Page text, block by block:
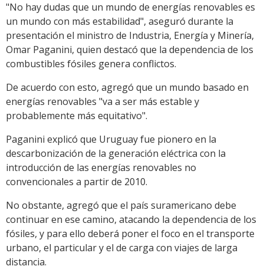
"No hay dudas que un mundo de energías renovables es
un mundo con más estabilidad", aseguró durante la
presentación el ministro de Industria, Energía y Minería,
Omar Paganini, quien destacó que la dependencia de los
combustibles fósiles genera conflictos.
De acuerdo con esto, agregó que un mundo basado en
energías renovables "va a ser más estable y
probablemente más equitativo".
Paganini explicó que Uruguay fue pionero en la
descarbonización de la generación eléctrica con la
introducción de las energías renovables no
convencionales a partir de 2010.
No obstante, agregó que el país suramericano debe
continuar en ese camino, atacando la dependencia de los
fósiles, y para ello deberá poner el foco en el transporte
urbano, el particular y el de carga con viajes de larga
distancia.